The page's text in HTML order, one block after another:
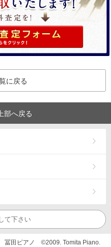
に戻る
部へ戻る
冨田ピアノ ©2009. Tomita Piano.